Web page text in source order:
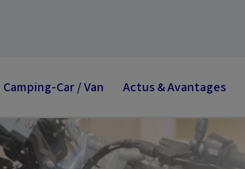
Camping-Car / Van Actus & Avantages